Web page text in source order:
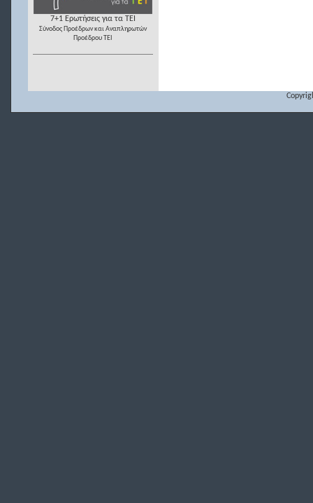
7+1 Ερωτήσεις για τα ΤΕΙ
Σύνοδος Προέδρων και Αναπληρωτών
Προέδρου ΤΕΙ